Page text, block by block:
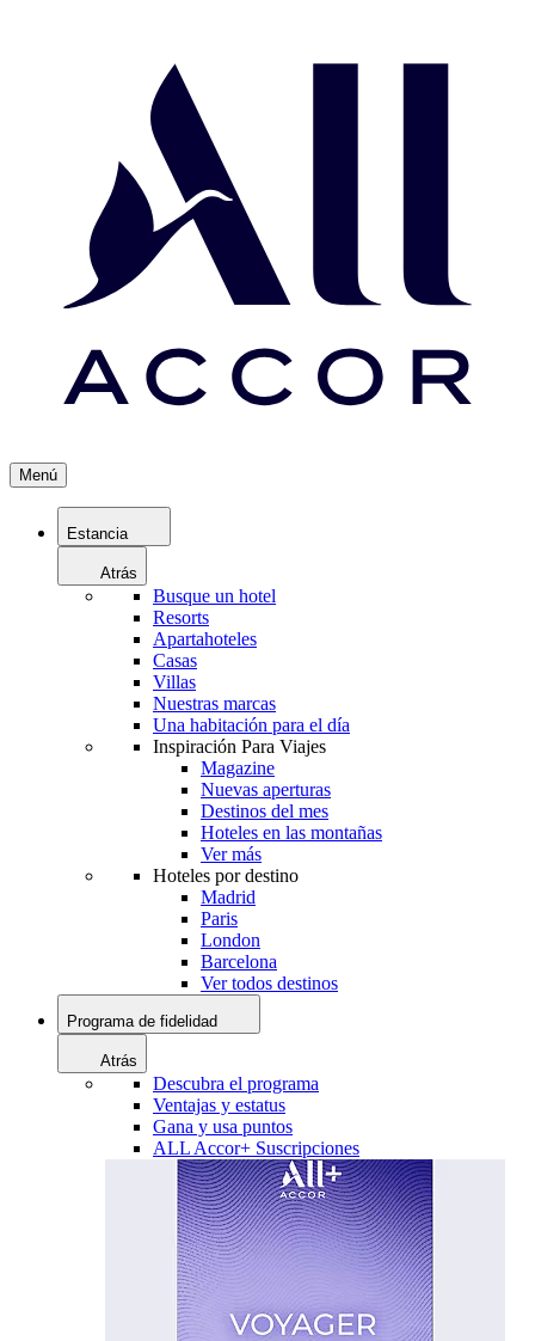
Menú
Estancia
Atrás
Busque un hotel
Resorts
Apartahoteles
Casas
Villas
Nuestras marcas
Una habitación para el día
Inspiración Para Viajes
Magazine
Nuevas aperturas
Destinos del mes
Hoteles en las montañas
Ver más
Hoteles por destino
Madrid
Paris
London
Barcelona
Ver todos destinos
Programa de fidelidad
Atrás
Descubra el programa
Ventajas y estatus
Gana y usa puntos
ALL Accor+ Suscripciones